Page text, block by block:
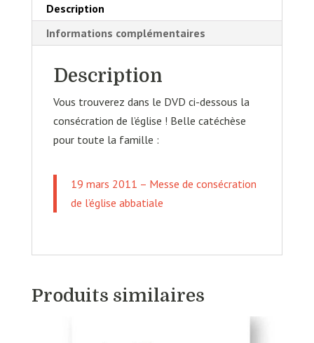
Description
Informations complémentaires
Description
Vous trouverez dans le DVD ci-dessous la
consécration de l’église ! Belle catéchèse
pour toute la famille :
19 mars 2011 – Messe de consécration
de l’église abbatiale
Produits similaires